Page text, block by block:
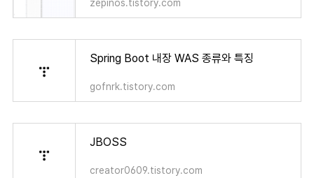
zepinos.tistory.com
Spring Boot 내장 WAS 종류와 특징
gofnrk.tistory.com
JBOSS
creator0609.tistory.com